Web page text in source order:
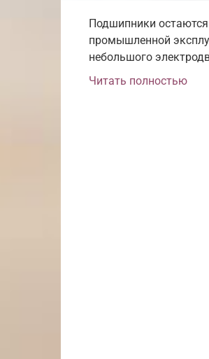
Подшипники
промышленной
небольшого
Читать полностью